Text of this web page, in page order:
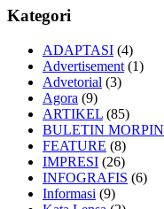
Kategori
ADAPTASI (4)
Advertisement (1)
Advetorial (3)
Agora (9)
ARTIKEL (85)
BULETIN MORPIN
FEATURE (8)
IMPRESI (26)
INFOGRAFIS (6)
Informasi (9)